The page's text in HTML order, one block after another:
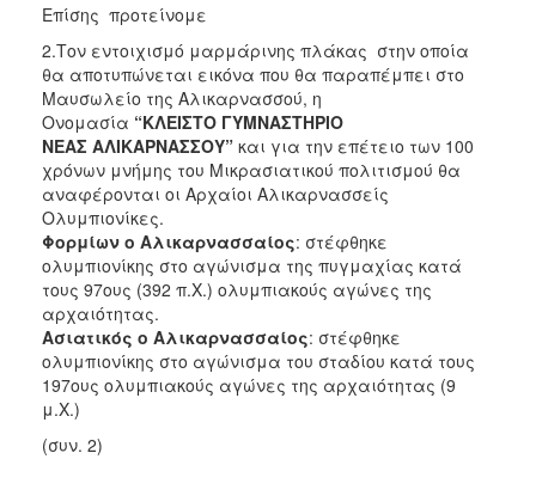
Επίσης προτείνομε
2.Τον εντοιχισμό μαρμάρινης πλάκας στην οποία
θα αποτυπώνεται εικόνα που θα παραπέμπει στο
Μαυσωλείο της Αλικαρνασσού, η
Ονομασία “ΚΛΕΙΣΤΟ ΓΥΜΝΑΣΤΗΡΙΟ
ΝΕΑΣ ΑΛΙΚΑΡΝΑΣΣΟΥ” και για την επέτειο των 100
χρόνων μνήμης του Μικρασιατικού πολιτισμού θα
αναφέρονται οι Αρχαίοι Αλικαρνασσείς
Ολυμπιονίκες.
Φορμίων ο Αλικαρνασσαίος: στέφθηκε
ολυμπιονίκης στο αγώνισμα της πυγμαχίας κατά
τους 97ους (392 π.Χ.) ολυμπιακούς αγώνες της
αρχαιότητας.
Ασιατικός ο Αλικαρνασσαίος: στέφθηκε
ολυμπιονίκης στο αγώνισμα του σταδίου κατά τους
197ους ολυμπιακούς αγώνες της αρχαιότητας (9
μ.Χ.)
(συν. 2)